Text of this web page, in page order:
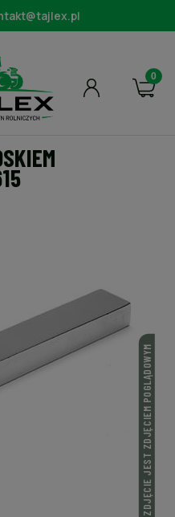
ZDJĘCIE JEST ZDJĘCIEM POGLĄDOWYM